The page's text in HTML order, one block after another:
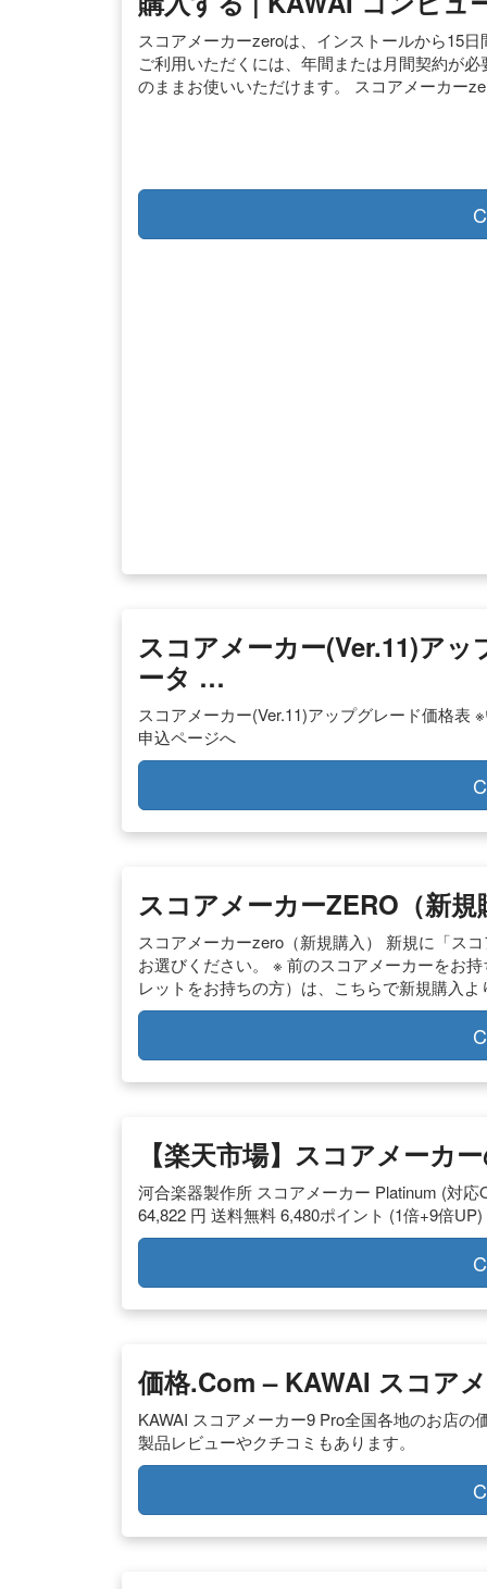
スコアメーカーzeroは、インストールから15
ご利用いただくには、年間または月間契約が
のままお使いいただけます。 スコアメーカー
スコアメーカー(Ver.11)ア
ータ …
スコアメーカー(Ver.11)アップグレード価格表
申込ページへ
スコアメーカーZERO（新
スコアメーカーzero（新規購入） 新規に「ス
お選びください。 ※ 前のスコアメーカーをお
レットをお持ちの方）は、こちらで新規購入
【楽天市場】スコアメーカ
河合楽器製作所 スコアメーカー Platinum (対
64,822 円 送料無料 6,480ポイント (1倍+9倍UP)
価格.com – KAWAI スコア
KAWAI スコアメーカー9 Pro全国各地のお店
製品レビューやクチコミもあります。